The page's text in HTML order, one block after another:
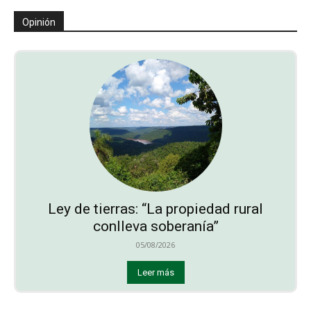
Opinión
Ley de tierras: “La propiedad rural
conlleva soberanía”
05/08/2026
Leer más